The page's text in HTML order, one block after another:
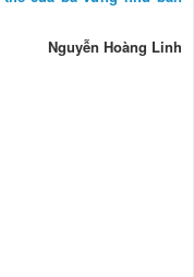
Nguyễn Hoàng Linh